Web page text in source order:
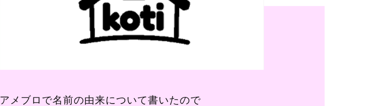
アメブロで名前の由来について書いたので
価格帯